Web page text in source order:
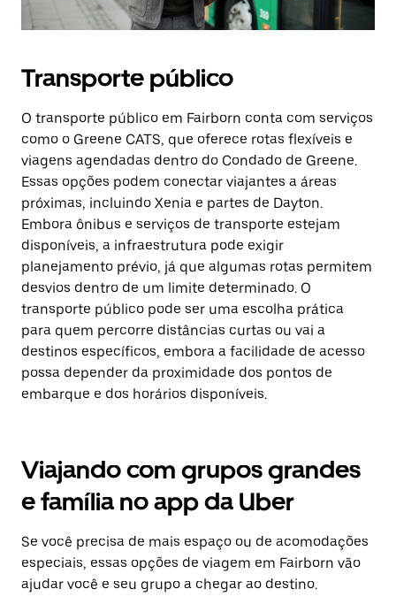
Transporte público
O transporte público em Fairborn conta com serviços
como o Greene CATS, que oferece rotas flexíveis e
viagens agendadas dentro do Condado de Greene.
Essas opções podem conectar viajantes a áreas
próximas, incluindo Xenia e partes de Dayton.
Embora ônibus e serviços de transporte estejam
disponíveis, a infraestrutura pode exigir
planejamento prévio, já que algumas rotas permitem
desvios dentro de um limite determinado. O
transporte público pode ser uma escolha prática
para quem percorre distâncias curtas ou vai a
destinos específicos, embora a facilidade de acesso
possa depender da proximidade dos pontos de
embarque e dos horários disponíveis.
Viajando com grupos grandes
e família no app da Uber
Se você precisa de mais espaço ou de acomodações
especiais, essas opções de viagem em Fairborn vão
ajudar você e seu grupo a chegar ao destino.